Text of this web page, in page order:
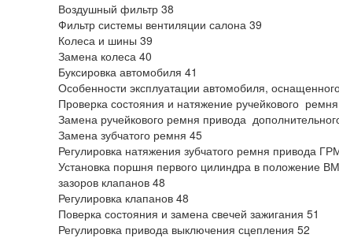
Воздушный фильтр 38
Фильтр системы вентиляции салона 39
Колеса и шины 39
Замена колеса 40
Буксировка автомобиля 41
Особенности эксплуатации автомобиля,
Проверка состояния и натяжение ручейкового
Замена ручейкового ремня привода
Замена зубчатого ремня 45
Регулировка натяжения зубчатого ремня привода
Установка поршня первого цилиндра в положение
зазоров клапанов 48
Регулировка клапанов 48
Поверка состояния и замена свечей зажигания 51
Регулировка привода выключения сцепления 52